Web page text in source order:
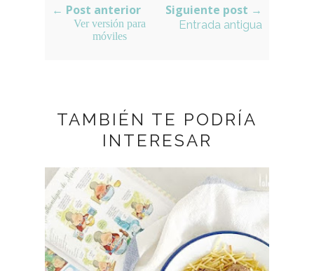
← Post anterior Siguiente post →
Entrada antigua
Ver versión para
móviles
TAMBIÉN TE PODRÍA
INTERESAR